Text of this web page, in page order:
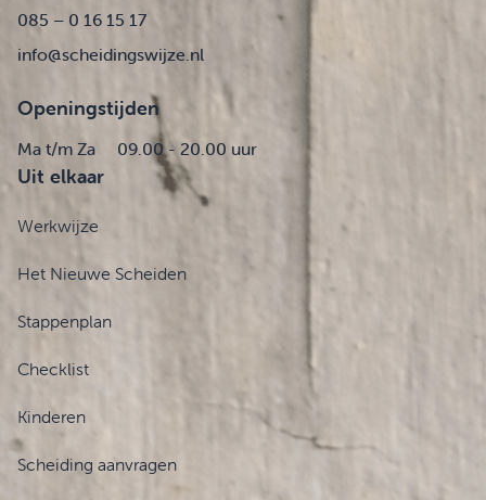
085 – 0 16 15 17
info@scheidingswijze.nl
Openingstijden
Ma t/m Za 09.00 - 20.00 uur
Uit elkaar
Werkwijze
Het Nieuwe Scheiden
Stappenplan
Checklist
Kinderen
Scheiding aanvragen